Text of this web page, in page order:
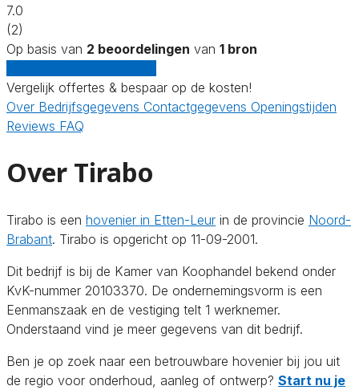
7.0
(2)
Op basis van 2 beoordelingen van 1 bron
Vergelijk offertes & bespaar op de kosten!
Over Bedrijfsgegevens Contactgegevens Openingstijden
Reviews FAQ
Over Tirabo
Tirabo is een hovenier in Etten-Leur in de provincie Noord-
Brabant. Tirabo is opgericht op 11-09-2001.
Dit bedrijf is bij de Kamer van Koophandel bekend onder
KvK-nummer 20103370. De ondernemingsvorm is een
Eenmanszaak en de vestiging telt 1 werknemer.
Onderstaand vind je meer gegevens van dit bedrijf.
Ben je op zoek naar een betrouwbare hovenier bij jou uit
de regio voor onderhoud, aanleg of ontwerp? Start nu je